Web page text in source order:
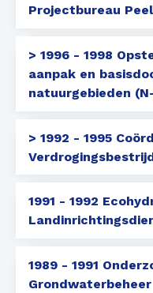
Projectbureau
> 1996 - 1998
aanpak en
natuurgebieden
> 1992 - 1995
1991 - 1992 Ecohydroloog
1989 - 1991
Grondwaterbeheer